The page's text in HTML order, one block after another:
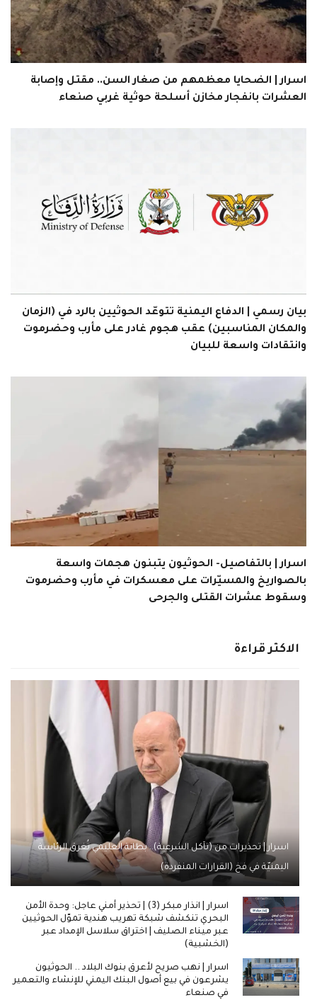
اسرار | الضحايا معظمهم من صغار السن.. مقتل وإصابة
العشرات بانفجار مخازن أسلحة حوثية غربي صنعاء
بيان رسمي | الدفاع اليمنية تتوعّد الحوثيين بالرد في (الزمان
والمكان المناسبين) عقب هجوم غادر على مأرب وحضرموت
وانتقادات واسعة للبيان
اسرار | بالتفاصيل- الحوثيون يتبنون هجمات واسعة
بالصواريخ والمسيّرات على معسكرات في مأرب وحضرموت
وسقوط عشرات القتلى والجرحى
الاكثر قراءة
اسرار | تحذيرات من (تآكل الشرعية).. بطانة العليمي تُغرق الرئاسة
اليمنيّة في فخ (القرارات المنفردة)
اسرار | انذار مبكر (3) | تحذير أمني عاجل: وحدة الأمن
البحري تنكشف شبكة تهريب هندية تموّل الحوثيين
عبر ميناء الصليف | اختراق سلاسل الإمداد عبر
(الخشبية)
اسرار | نهب صريح لأعرق بنوك البلاد .. الحوثيون
يشرعون في بيع أصول البنك اليمني للإنشاء والتعمير
في صنعاء